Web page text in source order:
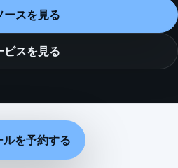
ースを見る
ビスを見る
を予約する